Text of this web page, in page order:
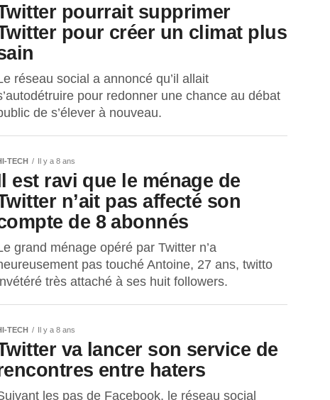
pourrait supprimer
pour créer un climat plus
réseau social a annoncé qu’il allait
pour redonner une chance au débat
de s’élever à nouveau.
TECH Il y a 8 ans
est ravi que le ménage de
n’ait pas affecté son
de 8 abonnés
grand ménage opéré par Twitter n’a
pas touché Antoine, 27 ans, twitto
très attaché à ses huit followers.
TECH Il y a 8 ans
va lancer son service de
entre haters
les pas de Facebook, le réseau social